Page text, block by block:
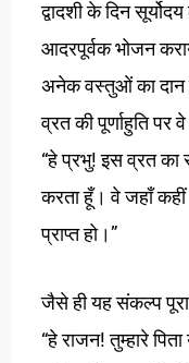
द्वादशी के दिन सूर्योदय
आदरपूर्वक भोजन
अनेक वस्तुओं का दान
व्रत की पूर्णाहुति पर वे
“हे प्रभु!इस व्रत का
करता हूँ। वे जहाँ कहीं
प्राप्त हो।”
जैसे ही यह संकल्प पूरा
“हे राजन!तुम्हारे पिता